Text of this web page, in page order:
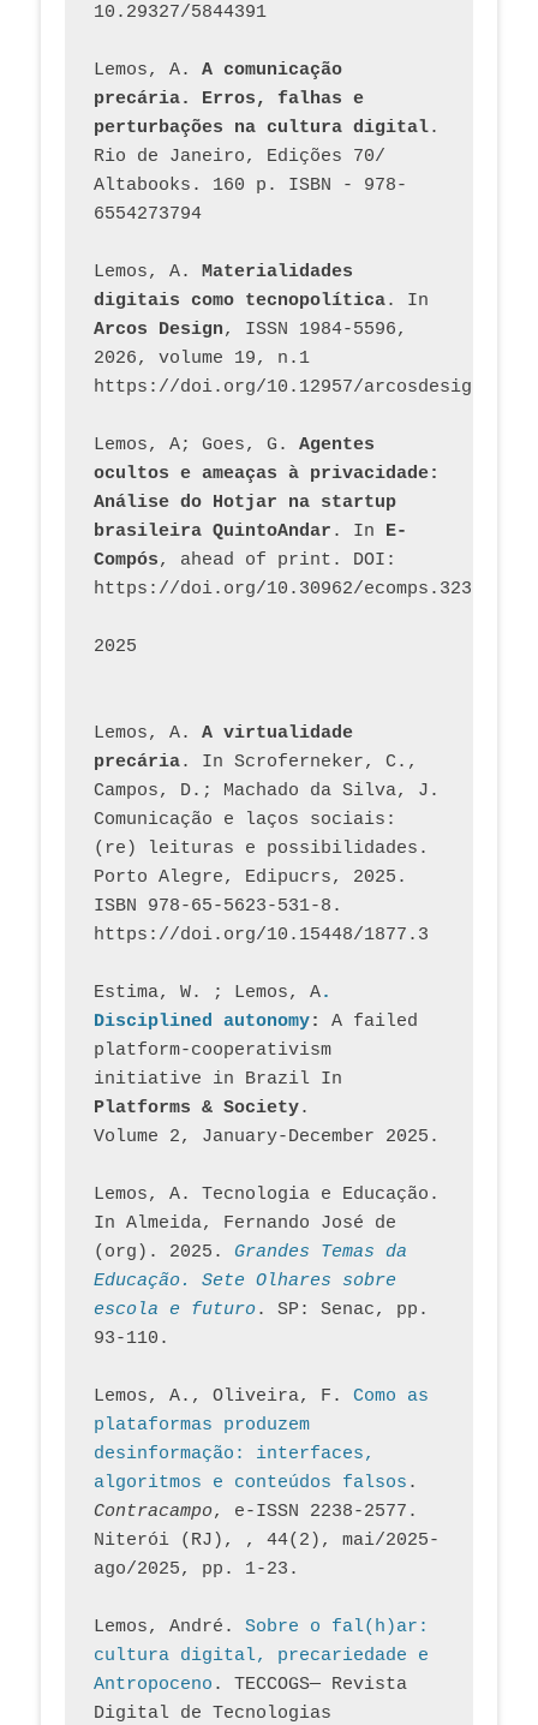
10.29327/5844391
Lemos, A. A comunicação
precária. Erros, falhas e
perturbações na cultura digital.
Rio de Janeiro, Edições 70/
Altabooks. 160 p. ISBN - 978-
6554273794
Lemos, A. Materialidades
digitais como tecnopolítica
Arcos Design, ISSN 1984-5596,
2026, volume 19, n.1
https://doi.org/10.12957/
Lemos, A; Goes, G. Agentes
ocultos e ameaças à privacidade:
Análise do Hotjar na startup
brasileira QuintoAndar . In E-
Compós, ahead of print. DOI:
https://doi.org/10.30962/ecomps.3231
2025
Lemos, A. A virtualidade
precária. In Scroferneker, C.,
Campos, D.; Machado da Silva, J.
Comunicação e laços sociais:
(re) leituras e possibilidades.
Porto Alegre, Edipucrs, 2025.
ISBN 978-65-5623-531-8.
https://doi.org/10.15448/1877.3
Estima, W. ; Lemos, A.
Disciplined autonomy: A failed
platform-cooperativism
initiative in Brazil In
Platforms & Society.
Volume 2, January-December 2025.
Lemos, A. Tecnologia e Educação.
In Almeida, Fernando José de
(org). 2025. Grandes Temas da
Educação. Sete Olhares sobre
escola e futuro. SP: Senac, pp.
93-110.
Lemos, A., Oliveira, F. Como as
plataformas produzem
desinformação: interfaces,
algoritmos e conteúdos falsos
Contracampo, e-ISSN 2238-2577.
Niterói (RJ), , 44(2), mai/2025-
ago/2025, pp. 1-23.
Lemos, André. Sobre o fal(h)ar:
cultura digital, precariedade e
Antropoceno . TECCOGS— Revista
Digital de Tecnologias